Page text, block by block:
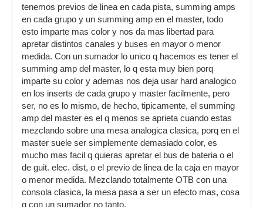
tenemos previos de linea en cada pista, summing amps
en cada grupo y un summing amp en el master, todo
esto imparte mas color y nos da mas libertad para
apretar distintos canales y buses en mayor o menor
medida. Con un sumador lo unico q hacemos es tener el
summing amp del master, lo q esta muy bien porq
imparte su color y ademas nos deja usar hard analogico
en los inserts de cada grupo y master facilmente, pero
ser, no es lo mismo, de hecho, tipicamente, el summing
amp del master es el q menos se aprieta cuando estas
mezclando sobre una mesa analogica clasica, porq en el
master suele ser simplemente demasiado color, es
mucho mas facil q quieras apretar el bus de bateria o el
de guit. elec. dist, o el previo de linea de la caja en mayor
o menor medida. Mezclando totalmente OTB con una
consola clasica, la mesa pasa a ser un efecto mas, cosa
q con un sumador no tanto.